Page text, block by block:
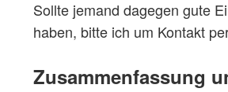
Sollte jemand dagegen gute
haben, bitte ich um Kontakt
Zusammenfassung